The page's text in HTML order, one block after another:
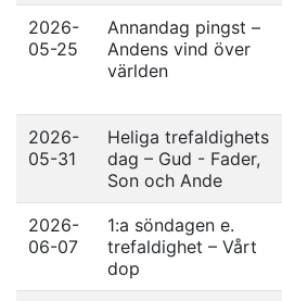
2026-
05-25
Annandag pingst –
Andens vind över
världen
2026-
05-31
Heliga trefaldighets
dag – Gud - Fader,
Son och Ande
2026-
06-07
1:a söndagen e.
trefaldighet – Vårt
dop